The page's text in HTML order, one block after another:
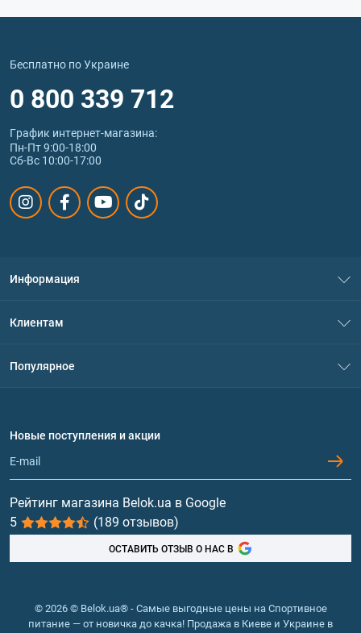
Бесплатно по Украине
0 800 339 712
График интернет‑магазина:
Пн-Пт 9:00-18:00
Сб-Вс 10:00-17:00
Информация
Политика конфиденциальности
Обмен и возврат
Клиентам
Популярное
Протеин
Гейнеры
Витамины и минералы
Рыбий жир, жирные кислоты
Новые поступления и акции
Рейтинг магазина Belok.ua в Google
5
(189 отзывов)
ОСТАВИТЬ ОТЗЫВ О НАС В
© 2026 © Belok.ua® - Самые выгодные цены на Спортивное
питание — от новичка до качка! Продажа в Киеве и Украине в